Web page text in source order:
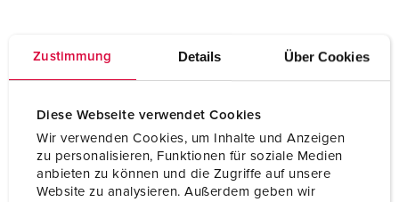
Zustimmung Details Über Cookies
Diese Webseite verwendet Cookies
Wir verwenden Cookies, um Inhalte und Anzeigen
zu personalisieren, Funktionen für soziale Medien
anbieten zu können und die Zugriffe auf unsere
Website zu analysieren. Außerdem geben wir
Plug PowerTOP 3855
Ampere 32 A
Poles 5 p
Voltage 230 V